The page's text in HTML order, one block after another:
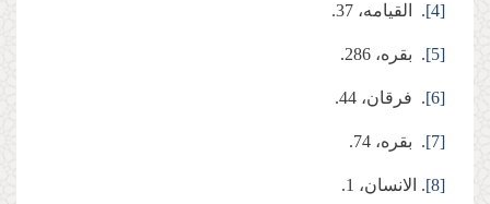
[4]. القیامه، 37.
[5]. بقره، 286.
[6]. فرقان، 44.
[7]. بقره، 74.
[8]. الانسان، 1.